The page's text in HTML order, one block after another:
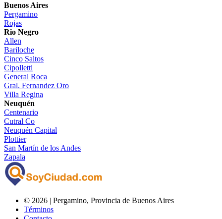
Buenos Aires
Pergamino
Rojas
Rio Negro
Allen
Bariloche
Cinco Saltos
Cipolletti
General Roca
Gral. Fernandez Oro
Villa Regina
Neuquén
Centenario
Cutral Co
Neuquén Capital
Plottier
San Martín de los Andes
Zapala
© 2026 | Pergamino, Provincia de Buenos Aires
Términos